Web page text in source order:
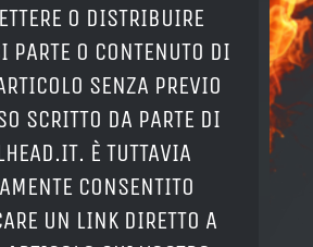
O DISTRIBUIRE
PARTE O CONTENUTO DI
SENZA PREVIO
SCRITTO DA PARTE DI
È TUTTAVIA
CONSENTITO
UN LINK DIRETTO A